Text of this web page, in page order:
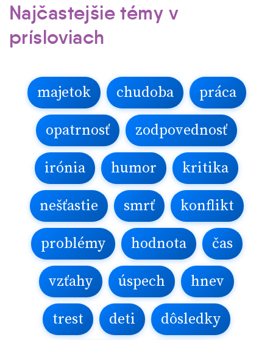
Najčastejšie témy v
prísloviach
majetok chudoba práca
opatrnosť zodpovednosť
irónia humor kritika
nešťastie smrť konflikt
problémy hodnota čas
vzťahy úspech hnev
trest deti dôsledky